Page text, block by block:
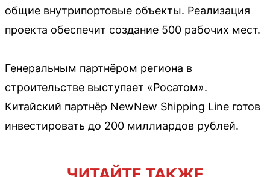
общие внутрипортовые объекты. Реализация
проекта обеспечит создание 500 рабочих мест.
Генеральным партнёром региона в
строительстве выступает «Росатом».
Китайский партнёр NewNew Shipping Line готов
инвестировать до 200 миллиардов рублей.